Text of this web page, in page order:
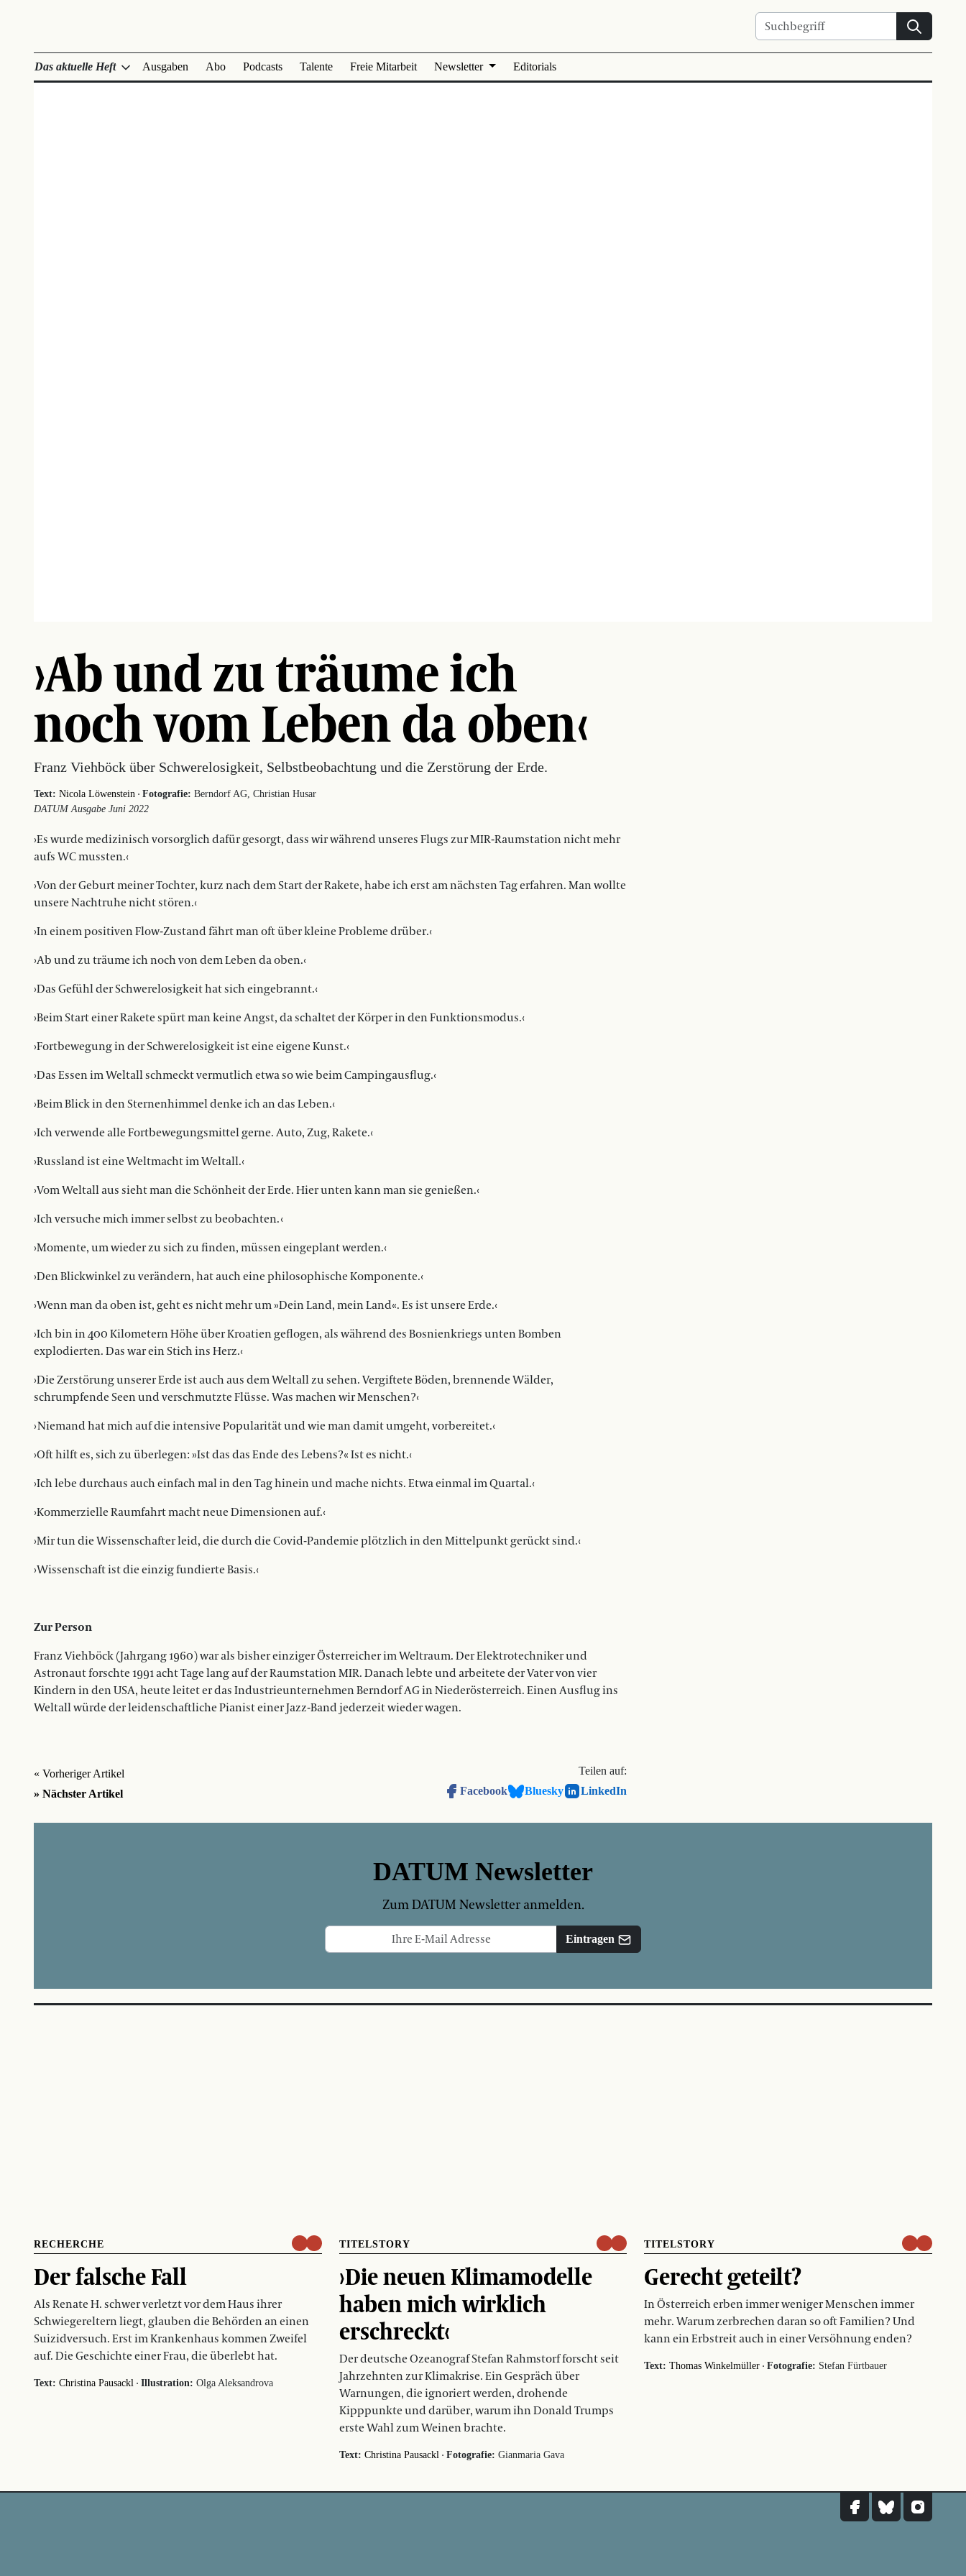
Suchen
Das aktuelle Heft Ausgaben Abo Podcasts Talente Freie Mitarbeit Newsletter Editorials
›Ab und zu träume ich
noch vom Leben da oben‹
Franz Viehböck über Schwerelosigkeit, Selbstbeobachtung und die Zerstörung der Erde.
Text: Nicola Löwenstein · Fotografie: Berndorf AG, Christian Husar
DATUM Ausgabe Juni 2022
›Es wurde medizinisch vorsorglich dafür gesorgt, dass wir während unseres Flugs zur MIR-Raumstation nicht mehr
aufs WC mussten.‹
›Von der Geburt meiner Tochter, kurz nach dem Start der Rakete, habe ich erst am nächsten Tag erfahren. Man wollte
unsere Nachtruhe nicht stören.‹
›In einem positiven Flow-Zustand fährt man oft über kleine Probleme drüber.‹
›Ab und zu träume ich noch von dem Leben da oben.‹
›Das Gefühl der Schwerelosigkeit hat sich eingebrannt.‹
›Beim Start einer Rakete spürt man keine Angst, da schaltet der Körper in den Funktionsmodus.‹
›Fortbewegung in der Schwerelosigkeit ist eine eigene Kunst.‹
›Das Essen im Weltall schmeckt vermutlich etwa so wie beim Campingausflug.‹
›Beim Blick in den Sternenhimmel denke ich an das Leben.‹
›Ich verwende alle Fortbewegungsmittel gerne. Auto, Zug, Rakete.‹
›Russland ist eine Weltmacht im Weltall.‹
›Vom Weltall aus sieht man die Schönheit der Erde. Hier unten kann man sie genießen.‹
›Ich versuche mich immer selbst zu beobachten. ‹
›Momente, um wieder zu sich zu finden, müssen eingeplant werden.‹
›Den Blickwinkel zu verändern, hat auch eine philosophische Komponente.‹
›Wenn man da oben ist, geht es nicht mehr um »Dein Land, mein Land«. Es ist unsere Erde.‹
›Ich bin in 400 Kilometern Höhe über Kroatien geflogen, als während des Bosnienkriegs unten Bomben
explodierten. Das war ein Stich ins Herz.‹
›Die Zerstörung unserer Erde ist auch aus dem Weltall zu sehen. Vergiftete Böden, brennende Wälder,
schrumpfende Seen und verschmutzte Flüsse. Was machen wir Menschen?‹
› Niemand hat mich auf die intensive Popularität und wie man damit umgeht, vorbereitet.‹
›Oft hilft es, sich zu überlegen: »Ist das das Ende des Lebens?« Ist es nicht.‹
›Ich lebe durchaus auch einfach mal in den Tag hinein und mache nichts. Etwa einmal im Quartal.‹
›Kommerzielle Raumfahrt macht neue Dimensionen auf.‹
›Mir tun die Wissenschafter leid, die durch die Covid-Pandemie plötzlich in den Mittelpunkt gerückt sind.‹
›Wissenschaft ist die einzig fundierte Basis.‹
Zur Person
Franz Viehböck (Jahrgang 1960) war als bisher einziger Österreicher im Weltraum. Der Elektrotechniker und
Astronaut forschte 1991 acht Tage lang auf der Raumstation MIR. Danach lebte und arbeitete der Vater von vier
Kindern in den USA, heute leitet er das Industrieunternehmen Berndorf AG in Niederösterreich. Einen Ausflug ins
Weltall würde der leidenschaftliche Pianist einer Jazz-Band jederzeit wieder wagen.
« Vorheriger Artikel
» Nächster Artikel
Teilen auf:
Facebook
Bluesky LinkedIn
DATUM Newsletter
Zum DATUM Newsletter anmelden.
Eintragen
RECHERCHE
Der falsche Fall
Als Renate H. schwer verletzt vor dem Haus ihrer
Schwiegereltern liegt, glauben die Behörden an einen
Suizidversuch. Erst im Krankenhaus kommen Zweifel
auf. Die Geschichte einer Frau, die überlebt hat.
Text: Christina Pausackl · Illustration: Olga Aleksandrova
TITELSTORY
›Die neuen Klimamodelle
haben mich wirklich
erschreckt‹
Der deutsche Ozeanograf Stefan Rahmstorf forscht seit
Jahrzehnten zur Klimakrise. Ein Gespräch über
Warnungen, die ignoriert werden, drohende
Kipppunkte und darüber, warum ihn Donald Trumps
erste Wahl zum Weinen brachte.
Text: Christina Pausackl· Fotografie: Gianmaria Gava
TITELSTORY
Gerecht geteilt?
In Österreich erben immer weniger Menschen immer
mehr. Warum zerbrechen daran so oft Familien? Und
kann ein Erbstreit auch in einer Versöhnung enden?
Text: Thomas Winkelmüller ·Fotografie: Stefan Fürtbauer